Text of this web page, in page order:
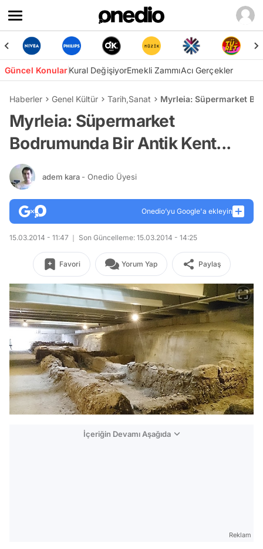
Güncel KonularKural DeğişiyorEmekli ZammıAcı Gerçekler
Haberler Genel Kültür Tarih,Sanat Myrleia: Süpermarket
Myrleia: Süpermarket
Bodrumunda Bir Antik Kent...
adem kara - Onedio Üyesi
Onedio’yu Google'a ekleyin
15.03.2014 - 11:47 Son Güncelleme: 15.03.2014 - 14:25
Favori Yorum Yap Paylaş
İçeriğin Devamı Aşağıda
Reklam